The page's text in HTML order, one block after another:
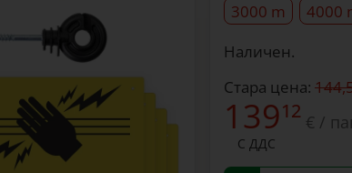
3000 m
4000
Наличен.
Стара цена:
13912 € /
С ДДС